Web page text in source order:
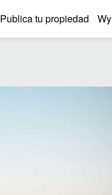
Publica tu propiedad